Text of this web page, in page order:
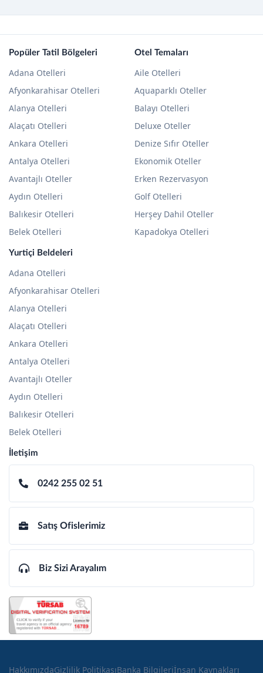
Popüler Tatil Bölgeleri
Adana Otelleri
Afyonkarahisar Otelleri
Alanya Otelleri
Alaçatı Otelleri
Ankara Otelleri
Antalya Otelleri
Avantajlı Oteller
Aydın Otelleri
Balıkesir Otelleri
Belek Otelleri
Otel Temaları
Aile Otelleri
Aquaparklı Oteller
Balayı Otelleri
Deluxe Oteller
Denize Sıfır Oteller
Ekonomik Oteller
Erken Rezervasyon
Golf Otelleri
Herşey Dahil Oteller
Kapadokya Otelleri
Yurtiçi Beldeleri
Adana Otelleri
Afyonkarahisar Otelleri
Alanya Otelleri
Alaçatı Otelleri
Ankara Otelleri
Antalya Otelleri
Avantajlı Oteller
Aydın Otelleri
Balıkesir Otelleri
Belek Otelleri
İletişim
0242 255 02 51
Satış Ofislerimiz
Biz Sizi Arayalım
HakkımızdaGizlilik PolitikasıBanka Bilgileriİnsan Kaynakları